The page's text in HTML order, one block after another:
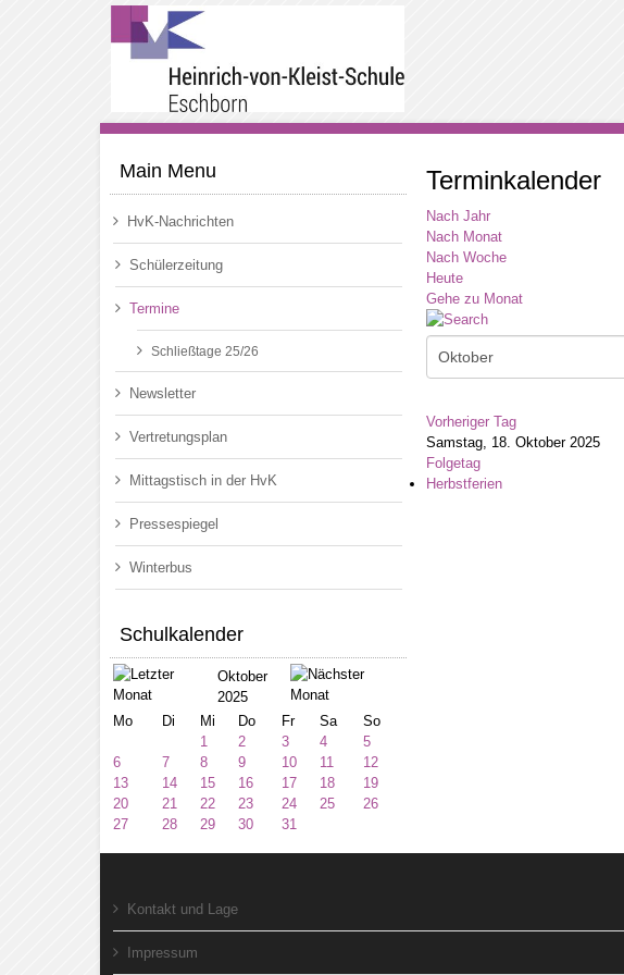
Main Menu
HvK-Nachrichten
Schülerzeitung
Termine
Schließtage 25/26
Newsletter
Vertretungsplan
Mittagstisch in der HvK
Pressespiegel
Winterbus
Schulkalender
Oktober
2025
Mo
Di Mi Do Fr Sa
So
1
2 3 4
5
6
7 8 9 10 11
12
13
14 15 16 17 18
19
20
21 22 23 24 25
26
27
28 29 30 31
Terminkalender
Nach Jahr
Nach Monat
Nach Woche
Heute
Gehe zu Monat
Vorheriger Tag
Samstag, 18. Oktober 2025
Folgetag
Herbstferien
Kontakt und Lage
Impressum